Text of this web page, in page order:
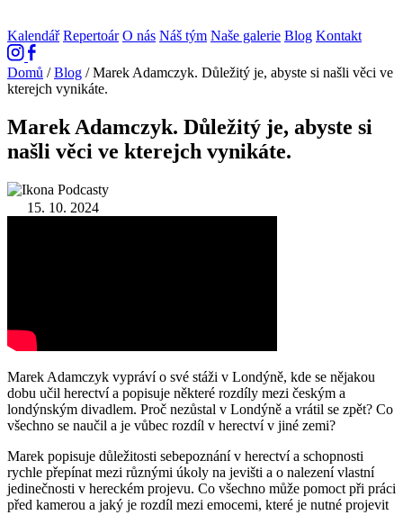
Kalendář Repertoár O nás Náš tým Naše galerie Blog Kontakt
Domů / Blog / Marek Adamczyk. Důležitý je, abyste si našli věci ve
kterejch vynikáte.
Marek Adamczyk. Důležitý je, abyste si
našli věci ve kterejch vynikáte.
Podcasty
15. 10. 2024
Marek Adamczyk vypráví o své stáži v Londýně, kde se nějakou
dobu učil herectví a popisuje některé rozdíly mezi českým a
londýnským divadlem. Proč nezůstal v Londýně a vrátil se zpět? Co
všechno se naučil a je vůbec rozdíl v herectví v jiné zemi?
Marek popisuje důležitosti sebepoznání v herectví a schopnosti
rychle přepínat mezi různými úkoly na jevišti a o nalezení vlastní
jedinečnosti v hereckém projevu. Co všechno může pomoct při práci
před kamerou a jaký je rozdíl mezi emocemi, které je nutné projevit